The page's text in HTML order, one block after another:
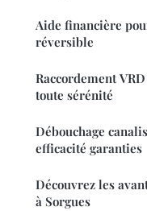
Aide financière
réversible
Raccordement
toute sérénité
Débouchage
efficacité garanties
Découvrez les
à Sorgues